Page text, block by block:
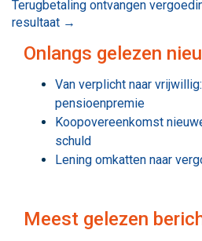
navigatie
Terugbetaling ontvangen
resultaat →
Onlangs gelezen
Van verplicht naar
pensioenpremie
Koopovereenkomst
schuld
Lening omkatten naar
Meest gelezen